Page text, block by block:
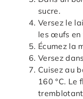
sucre.
Versez le
les œufs en
Écumez la
Versez
Cuisez au
160 °C. Le